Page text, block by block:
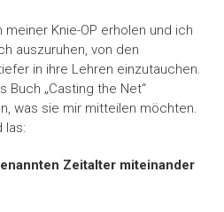
Knie-OP erholen und ich
auszuruhen, von den
in ihre Lehren einzutauchen.
Buch „Casting the Net“
was sie mir mitteilen möchten.
las:
Zeitalter miteinander